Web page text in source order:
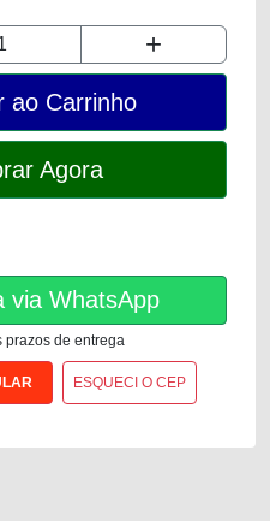
+
ao Carrinho
Agora
via WhatsApp
prazos de entrega
ESQUECI O CEP